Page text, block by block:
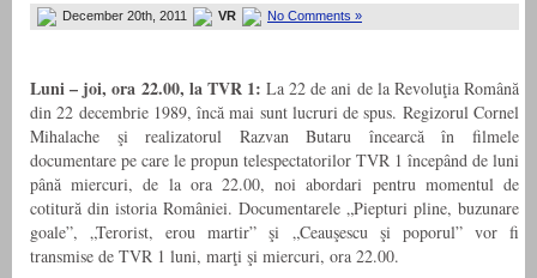
December 20th, 2011 VR No Comments »
Luni – joi, ora 22.00, la TVR 1: La 22 de ani de la Revoluţia Română
din 22 decembrie 1989, încă mai sunt lucruri de spus. Regizorul Cornel
Mihalache şi realizatorul Razvan Butaru încearcă în filmele
documentare pe care le propun telespectatorilor TVR 1 începând de luni
până miercuri, de la ora 22.00, noi abordari pentru momentul de
cotitură din istoria României. Documentarele „Piepturi pline, buzunare
goale”, „Terorist, erou martir” şi „Ceauşescu şi poporul” vor fi
transmise de TVR 1 luni, marţi şi miercuri, ora 22.00.